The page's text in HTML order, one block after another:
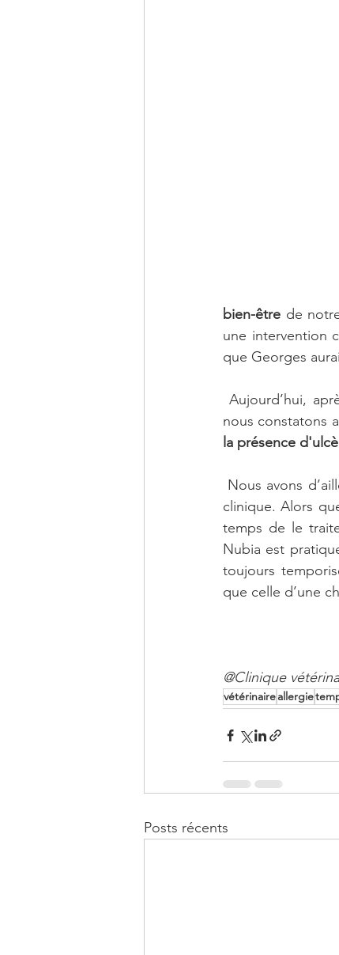
bien-être de
une intervention
que Georges
nous constatons
la présence
clinique. Alors
temps de le
Nubia est
toujours
que celle d’une
@Clinique
vétérinaireallergie
Posts récents